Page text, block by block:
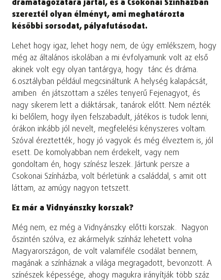
drámatagozatára jártál, és a Csokonai Színházban
szereztél olyan élményt, ami meghatározta
későbbi sorsodat, pályafutásodat.
Lehet hogy igaz, lehet hogy nem, de úgy emlékszem, hogy
még az általános iskolában a mi évfolyamunk volt az első
akinek volt egy olyan tantárgya, hogy tánc és dráma.
6.osztályban például megcsináltunk A helység kalapácsát,
amiben én játszottam a széles tenyerű Fejenagyot, és
nagy sikerem lett a diáktársak, tanárok előtt. Nem nézték
ki belőlem, hogy ilyen felszabadult, játékos is tudok lenni,
órákon inkább jól nevelt, megfelelési kényszeres voltam.
Szóval éreztették, hogy jó vagyok és még élveztem is, jól
esett. De komolyabban nem érdekelt, vagy nem
gondoltam én, hogy színész leszek. Jártunk persze a
Csokonai Színházba, volt bérletünk a családdal, s amit ott
láttam, az amúgy nagyon tetszett.
Ez már a Vidnyánszky korszak?
Még nem, ez még a Vidnyánszky előtti korszak. Nagyon
őszintén szólva, ez akármelyik színház lehetett volna
Magyarországon, de volt valamiféle csodálat bennem,
magának a színháznak a világa megragadott, bevonzott. A
színészek képessége, ahogy magukra irányítják több száz